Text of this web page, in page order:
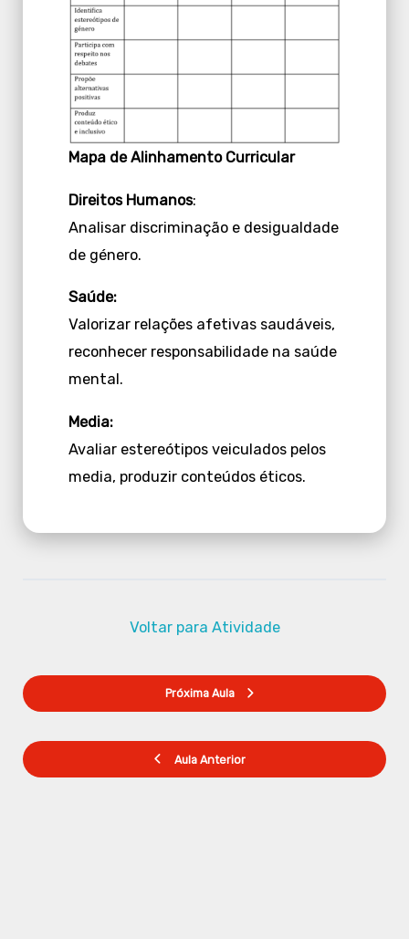
Mapa de Alinhamento Curricular
Direitos Humanos:
Analisar discriminação e desigualdade
de género.
Saúde:
Valorizar relações afetivas saudáveis,
reconhecer responsabilidade na saúde
mental.
Media:
Avaliar estereótipos veiculados pelos
media, produzir conteúdos éticos.
Aula Anterior
Voltar para Atividade
Próxima Aula